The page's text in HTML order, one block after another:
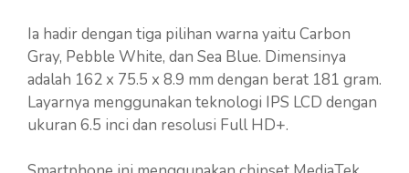
Ia hadir dengan tiga pilihan warna yaitu Carbon
Gray, Pebble White, dan Sea Blue. Dimensinya
adalah 162 x 75.5 x 8.9 mm dengan berat 181 gram.
Layarnya menggunakan teknologi IPS LCD dengan
ukuran 6.5 inci dan resolusi Full HD+.